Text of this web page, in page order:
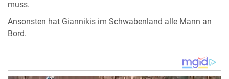
muss.
Ansonsten hat Giannikis im Schwabenland alle Mann an
Bord.